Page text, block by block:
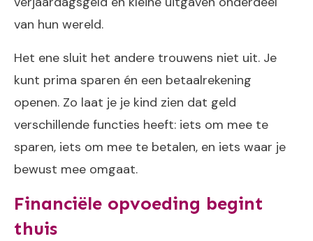
van hun wereld.
Het ene sluit het andere trouwens niet uit. Je
kunt prima sparen én een betaalrekening
openen. Zo laat je je kind zien dat geld
verschillende functies heeft: iets om mee te
sparen, iets om mee te betalen, en iets waar je
bewust mee omgaat.
Financiële opvoeding begint
thuis